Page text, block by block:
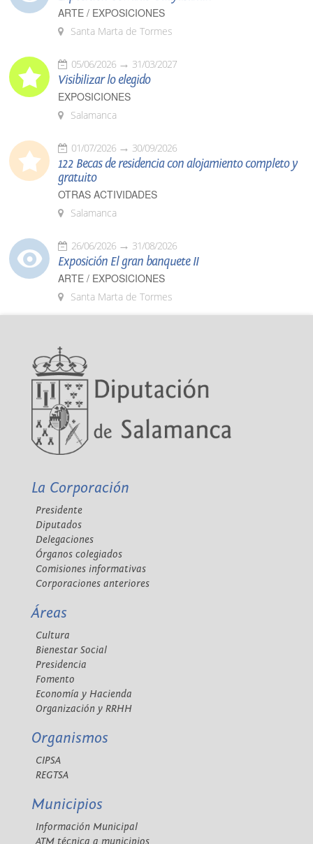
ARTE / EXPOSICIONES
Santa Marta de Tormes
05/06/2026 31/03/2027
Visibilizar lo elegido
EXPOSICIONES
Salamanca
01/07/2026 30/09/2026
122 Becas de residencia con alojamiento completo y
gratuito
OTRAS ACTIVIDADES
Salamanca
26/06/2026 31/08/2026
Exposición El gran banquete II
ARTE / EXPOSICIONES
Santa Marta de Tormes
La Corporación
Presidente
Diputados
Delegaciones
Órganos colegiados
Comisiones informativas
Corporaciones anteriores
Áreas
Cultura
Bienestar Social
Presidencia
Fomento
Economía y Hacienda
Organización y RRHH
Organismos
CIPSA
REGTSA
Municipios
Información Municipal
ATM técnica a municipios